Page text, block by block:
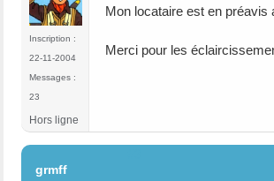
Inscription :
22-11-2004
Messages :
23
Mon locataire est en préavis
Merci pour les
Hors ligne
grmff